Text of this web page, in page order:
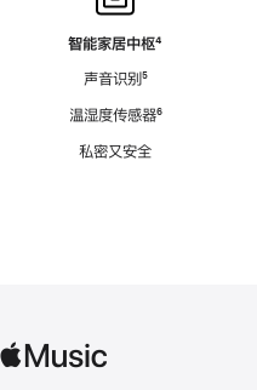
智能家居中枢脚
⁴
声音识别脚
⁵
温湿度传感器脚
⁶
私密又安全